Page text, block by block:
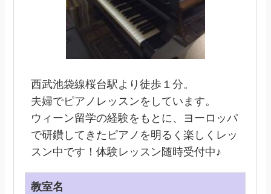
西武池袋線桜台駅より徒歩１分。
夫婦でピアノレッスンをしています。
ウィーン留学の経験をもとに、ヨーロッパ
で研鑽してきたピアノを明るく楽しくレッ
スン中です！体験レッスン随時受付中♪
教室名